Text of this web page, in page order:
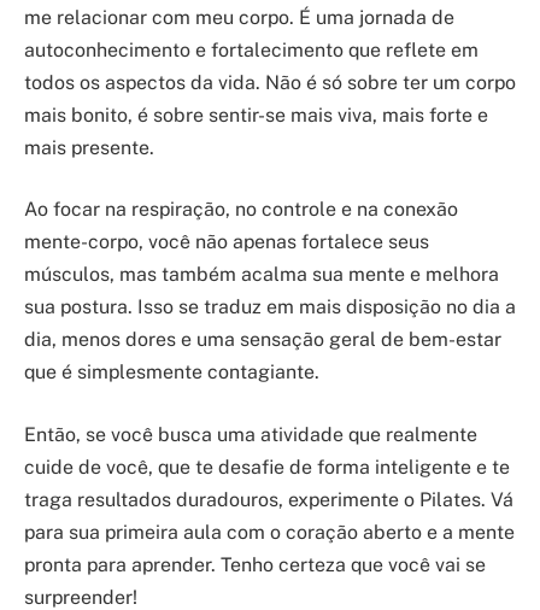
me relacionar com meu corpo. É uma jornada de
autoconhecimento e fortalecimento que reflete em
todos os aspectos da vida. Não é só sobre ter um corpo
mais bonito, é sobre sentir-se mais viva, mais forte e
mais presente.
Ao focar na respiração, no controle e na conexão
mente-corpo, você não apenas fortalece seus
músculos, mas também acalma sua mente e melhora
sua postura. Isso se traduz em mais disposição no dia a
dia, menos dores e uma sensação geral de bem-estar
que é simplesmente contagiante.
Então, se você busca uma atividade que realmente
cuide de você, que te desafie de forma inteligente e te
traga resultados duradouros, experimente o Pilates. Vá
para sua primeira aula com o coração aberto e a mente
pronta para aprender. Tenho certeza que você vai se
surpreender!